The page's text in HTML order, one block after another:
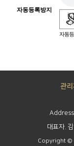
자동등록방지
자동
관
대표자.
Copyright ©